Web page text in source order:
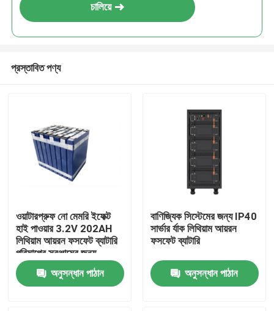
চালিয়ে
প্রস্তাবিত পণ্য
ওয়াটারপ্রুফ নো মেমরি ইফেক্ট
হাই পাওয়ার 3.2V 202AH
লিথিয়াম আয়রন ফসফেট ব্যাটারি
পরিমাপের সরঞ্জামের জন্য
বিএমএসে তৈরি
অনুসন্ধান পাঠান
বাণিজ্যিক সিস্টেমের জন্য IP40
সার্ভার র্যাক লিথিয়াম আয়রন
ফসফেট ব্যাটারি
অনুসন্ধান পাঠান